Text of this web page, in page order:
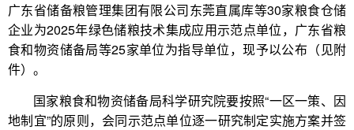
广东省储备粮管理集团有限公司东莞直属库等30家粮食仓储
企业为2025年绿色储粮技术集成应用示范点单位，广东省粮
食和物资储备局等25家单位为指导单位，现予以公布（见附
件）。
国家粮食和物资储备局科学研究院要按照“一区一策、因
地制宜”的原则，会同示范点单位逐一研究制定实施方案并签